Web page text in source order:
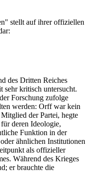
stellt auf ihrer offiziellen
des Dritten Reiches
sehr kritisch untersucht.
Forschung zufolge
werden: Orff war kein
der Partei, hegte
deren Ideologie,
Funktion in der
ähnlichen Institutionen
als offizieller
Während des Krieges
er brauchte die